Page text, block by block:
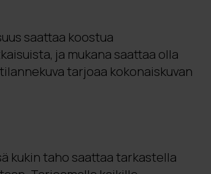
saattaa koostua
ja mukana saattaa olla
tarjoaa kokonaiskuvan
kukin taho saattaa tarkastella